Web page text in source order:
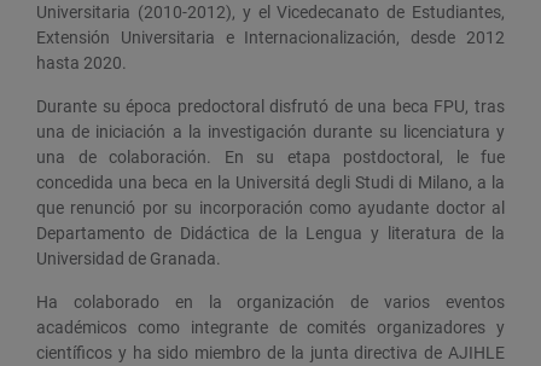
Universitaria (2010-2012), y el Vicedecanato de Estudiantes,
Extensión Universitaria e Internacionalización, desde 2012
hasta 2020.
Durante su época predoctoral disfrutó de una beca FPU, tras
una de iniciación a la investigación durante su licenciatura y
una de colaboración. En su etapa postdoctoral, le fue
concedida una beca en la Universitá degli Studi di Milano, a la
que renunció por su incorporación como ayudante doctor al
Departamento de Didáctica de la Lengua y literatura de la
Universidad de Granada.
Ha colaborado en la organización de varios eventos
académicos como integrante de comités organizadores y
científicos y ha sido miembro de la junta directiva de AJIHLE